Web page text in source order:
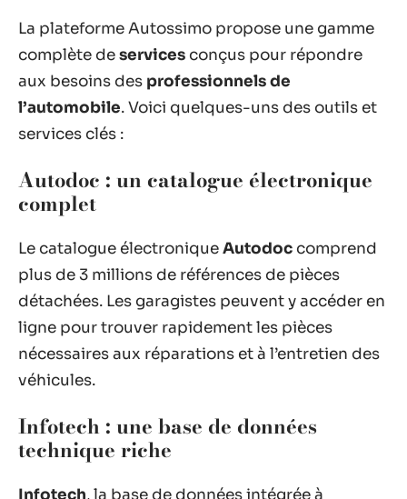
La plateforme Autossimo propose une gamme
complète deservices conçus pour répondre
aux besoins des professionnels de
l’automobile. Voici quelques-uns des outils et
services clés :
Autodoc : un catalogue électronique
complet
Le catalogue électroniqueAutodoc comprend
plus de 3 millions de références de pièces
détachées. Les garagistes peuvent y accéder en
ligne pour trouver rapidement les pièces
nécessaires aux réparations et à l’entretien des
véhicules.
Infotech : une base de données
technique riche
Infotech, la base de données intégrée à